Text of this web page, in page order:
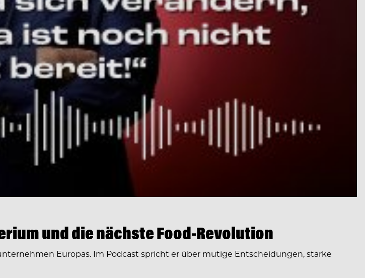
und die nächste Food-Revolution
Europas. Im Podcast spricht er über mutige Entscheidungen, starke